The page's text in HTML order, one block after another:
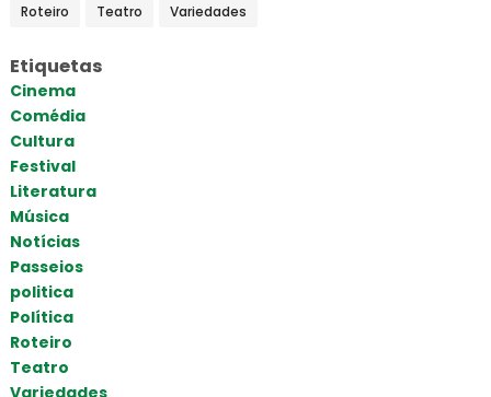
Roteiro Teatro Variedades
Etiquetas
Cinema
Comédia
Cultura
Festival
Literatura
Música
Notícias
Passeios
politica
Política
Roteiro
Teatro